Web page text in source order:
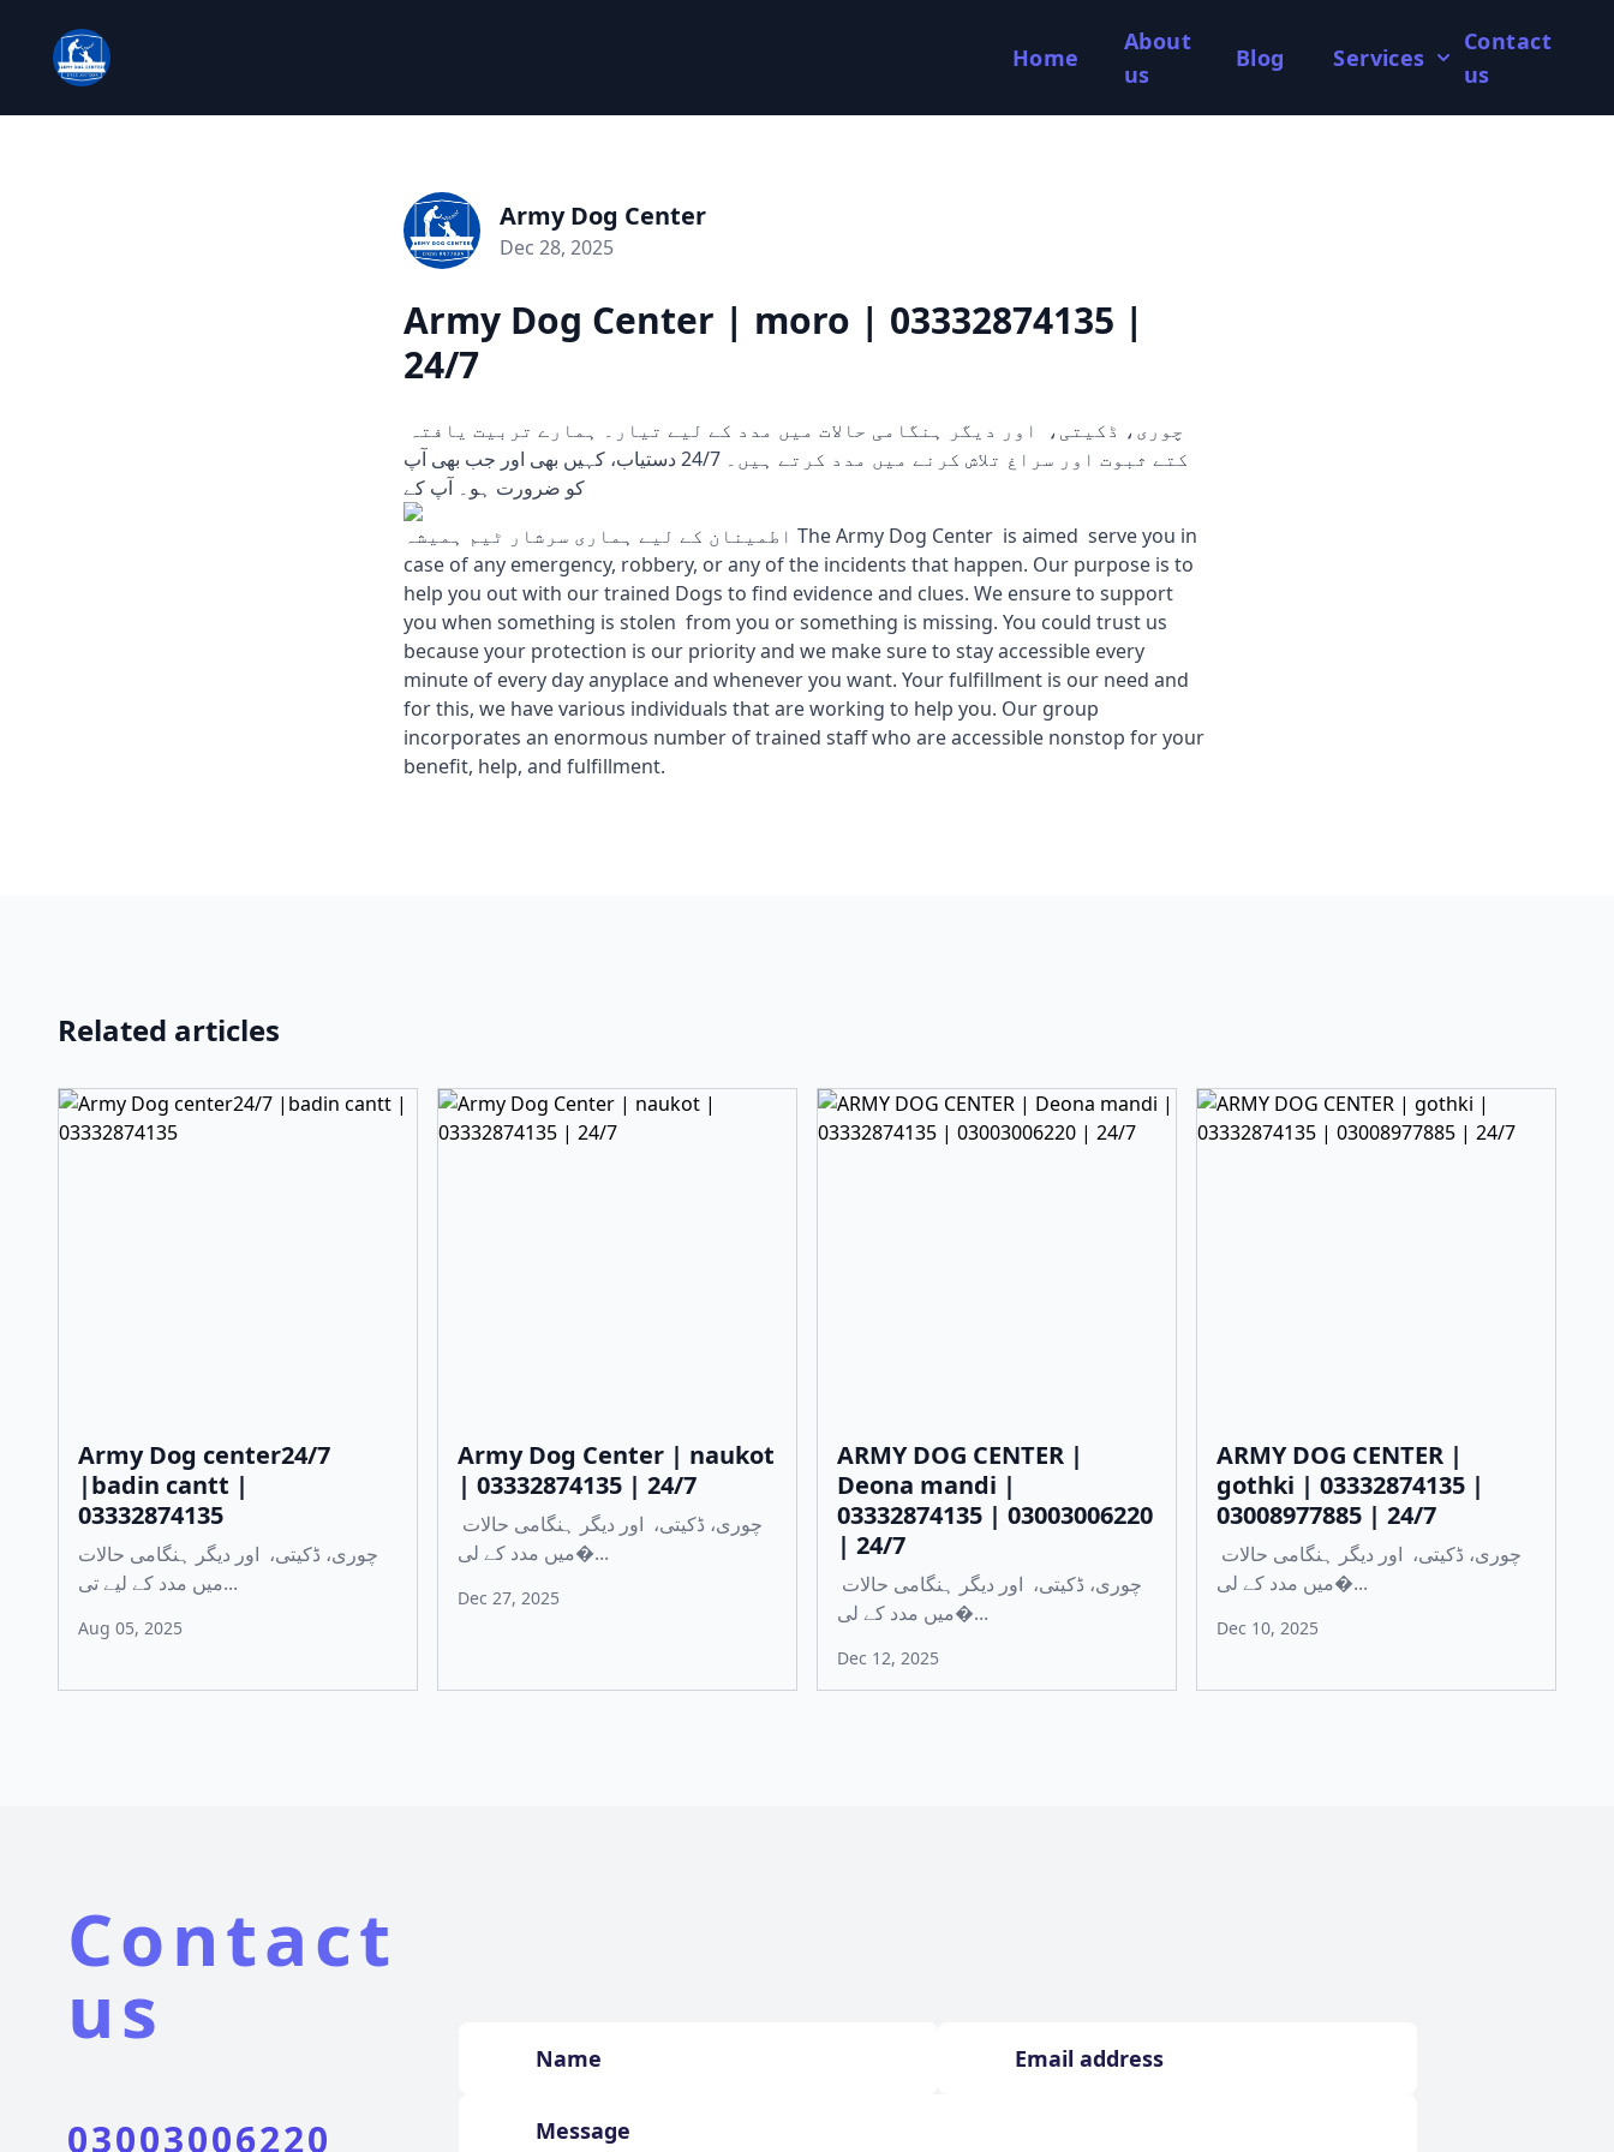
Home
About
us
Blog Services
Contact
us
Army Dog Center
Dec 28, 2025
Army Dog Center | moro | 03332874135 |
24/7
کتے ثبوت اور سراغ تلاش کرنے میں مدد کرتے ہیں۔ 24/7 دستیاب، کہیں بھی اور جب بھی آپ
کو ضرورت ہو۔ آپ کے
اطمینان کے لیے ہماری سرشار ٹیم ہمیشہ The Army Dog Center is aimed serve you in
case of any emergency, robbery, or any of the incidents that happen. Our purpose is to
help you out with our trained Dogs to find evidence and clues. We ensure to support
you when something is stolen from you or something is missing. You could trust us
because your protection is our priority and we make sure to stay accessible every
minute of every day anyplace and whenever you want. Your fulfillment is our need and
for this, we have various individuals that are working to help you. Our group
incorporates an enormous number of trained staff who are accessible nonstop for your
benefit, help, and fulfillment.
Related articles
Army Dog center24/7
|badin cantt |
03332874135
چوری، ڈکیتی، اور دیگر ہنگامی حالات
میں مدد کے لیے تی...
Aug 05, 2025
Army Dog Center | naukot
| 03332874135 | 24/7
میں مدد کے لی�...
Dec 27, 2025
ARMY DOG CENTER |
Deona mandi |
03332874135 | 03003006220
| 24/7
میں مدد کے لی�...
Dec 12, 2025
ARMY DOG CENTER |
gothki | 03332874135 |
03008977885 | 24/7
میں مدد کے لی�...
Dec 10, 2025
Contact
us
03003006220